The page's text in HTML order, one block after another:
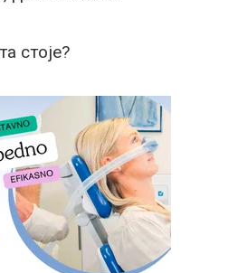
стоје?